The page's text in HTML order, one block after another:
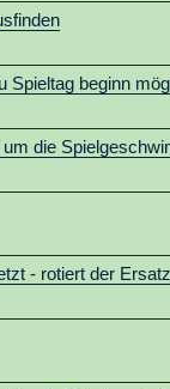
Spieltag beginn
die
- rotiert der